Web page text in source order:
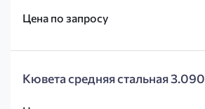
Цена по запросу
Кювета средняя стальная 3.090